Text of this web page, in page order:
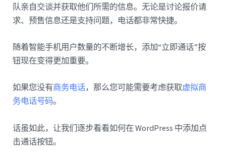
队亲自交谈并获取他们所需的信息。无论是讨论报价请
求、预售信息还是支持问题，电话都非常快捷。
随着智能手机用户数量的不断增长，添加“立即通话”按
钮现在变得更加重要。
如果您没有商务电话，那么您可能需要考虑获取虚拟商
务电话号码。
话虽如此，让我们逐步看看如何在 WordPress 中添加点
击通话按钮。